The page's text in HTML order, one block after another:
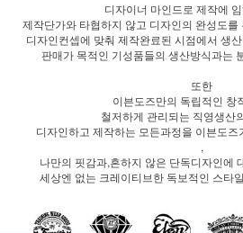
디자이너 마인드로 제작에
제작단가와 타협하지 않고 디자인의 완성도
디자인컨셉에 맞춰 제작완료된 시점에서 생
판매가 목적인 기성품들의 생산방식과는
또한
이븐도즈만의 독립적인 창
철저하게 관리되는 직영생산
디자인하고 제작하는 모든과정을 이븐도
,
나만의 핏감과,흔하지 않은 단독디자인에
세상엔 없는 크레이티브한 독보적인 스타